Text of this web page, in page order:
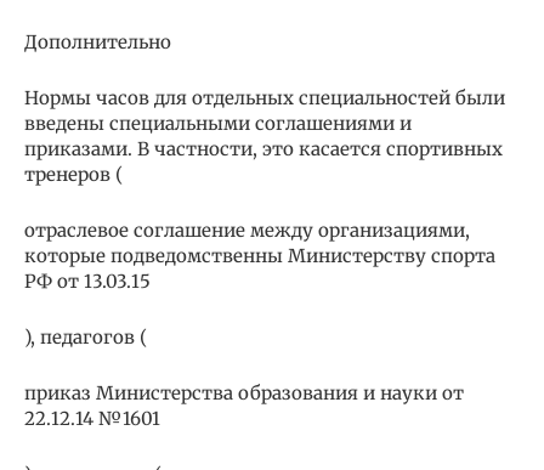
Дополнительно
Нормы часов для отдельных специальностей были
введены специальными соглашениями и
приказами. В частности, это касается спортивных
тренеров (
отраслевое соглашение между организациями,
которые подведомственны Министерству спорта
РФ от 13.03.15
), педагогов (
приказ Министерства образования и науки от
22.12.14 №1601